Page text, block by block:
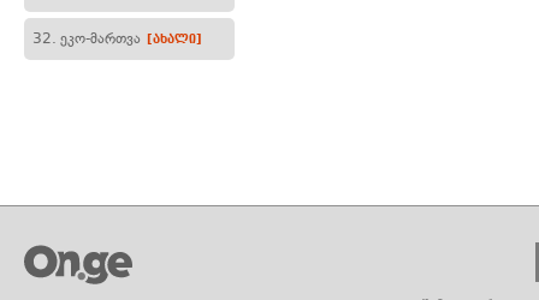
32. ეკო-მართვა [ახალი]